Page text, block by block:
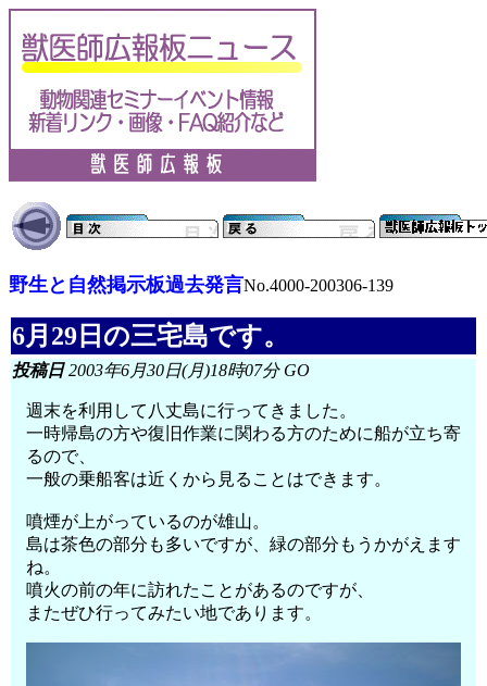
野生と自然掲示板過去発言No.4000-200306-139
6月29日の三宅島です。
投稿日2003年6月30日(月)18時07分 GO
週末を利用して八丈島に行ってきました。
一時帰島の方や復旧作業に関わる方のために船が立ち寄
るので、
一般の乗船客は近くから見ることはできます。
噴煙が上がっているのが雄山。
島は茶色の部分も多いですが、緑の部分もうかがえます
ね。
噴火の前の年に訪れたことがあるのですが、
またぜひ行ってみたい地であります。